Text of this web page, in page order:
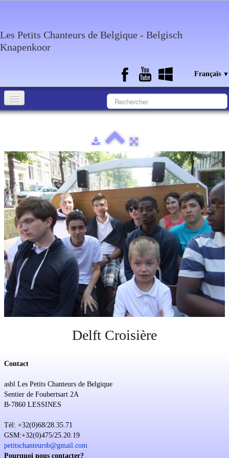
Les Petits Chanteurs de Belgique - Belgisch
Knapenkoor
Français ▼
Medias
Agenda
Discographie
Contact
Soutien
Sponsoring
Événements
Delft Croisière
Contact
asbl Les Petits Chanteurs de Belgique
Sentier de Foubertsart 2A
B-7860 LESSINES
Tél: +32(0)68/28.35.71
GSM:+32(0)475/25.20.19
petitschanteursb@gmail.com
Pourquoi nous contacter?